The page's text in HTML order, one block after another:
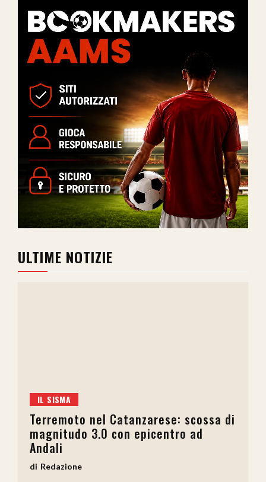
ULTIME NOTIZIE
IL SISMA
Terremoto nel Catanzarese: scossa di
magnitudo 3.0 con epicentro ad
Andali
Redazione